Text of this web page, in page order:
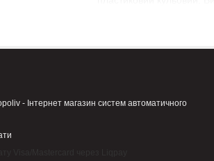
зручна
підключення
відповідно -
Кульовий кран купити
- Інтернет магазин систем автоматичного